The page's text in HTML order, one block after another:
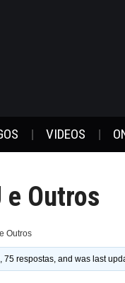
VIDEOS
e Outros
Outros
75 respostas, and was last